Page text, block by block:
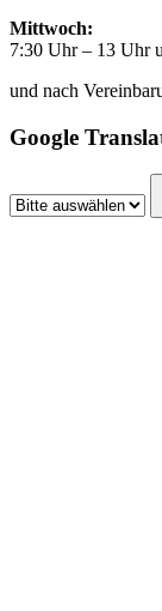
Mittwoch:
7:30 Uhr – 13 Uhr
und nach
Google